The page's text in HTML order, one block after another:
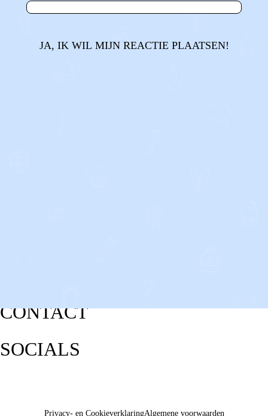
JA, IK WIL MIJN REACTIE PLAATSEN!
CONTACT
SOCIALS
Privacy- en CookieverklaringAlgemene voorwaarden